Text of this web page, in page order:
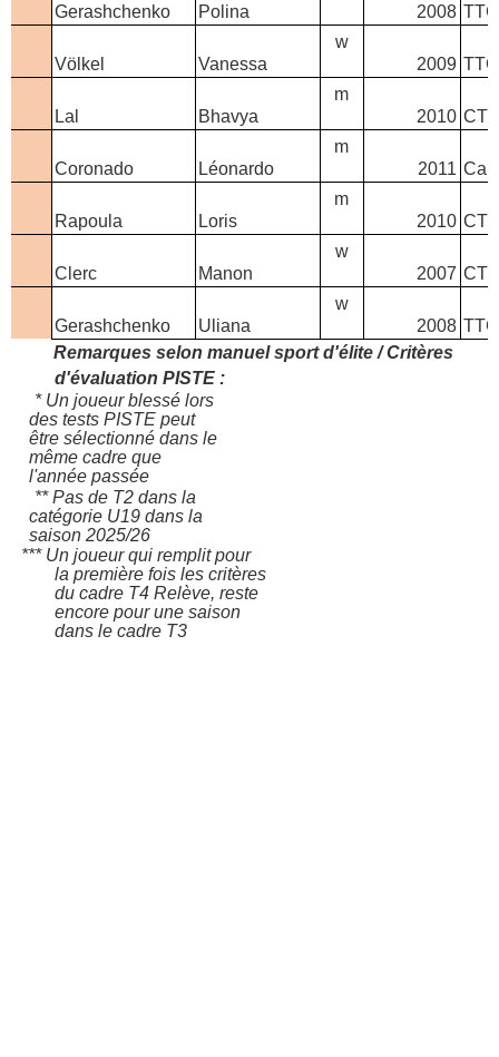
Gerashchenko
Polina
2008
Völkel
Vanessa
w
2009
Lal
Bhavya
m
2010
Coronado
Léonardo
m
2011
Rapoula
Loris
m
2010
Clerc
Manon
w
2007
Gerashchenko
Uliana
w
2008
Remarques selon manuel sport d'élite / Critères
d'évaluation PISTE :
* Un joueur blessé lors
des tests PISTE peut
être sélectionné dans le
même cadre que
l'année passée
** Pas de T2 dans la
catégorie U19 dans la
saison 2025/26
*** Un joueur qui remplit pour
la première fois les critères
du cadre T4 Relève, reste
encore pour une saison
dans le cadre T3